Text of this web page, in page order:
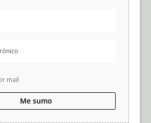
mail
Me sumo